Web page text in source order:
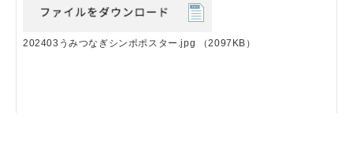
202403うみつなぎシンポポスター.jpg （2097KB）